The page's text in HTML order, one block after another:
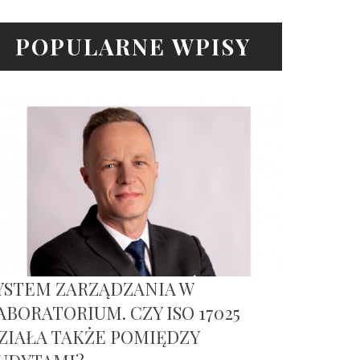
POPULARNE WPISY
ZARZĄDZANIA W
CZY ISO 17025
TAKŻE POMIĘDZY